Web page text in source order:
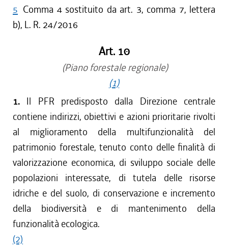
5 Comma 4 sostituito da art. 3, comma 7, lettera
b), L. R. 24/2016
Art. 10
(Piano forestale regionale)
(1)
1. Il PFR predisposto dalla Direzione centrale
contiene indirizzi, obiettivi e azioni prioritarie rivolti
al miglioramento della multifunzionalità del
patrimonio forestale, tenuto conto delle finalità di
valorizzazione economica, di sviluppo sociale delle
popolazioni interessate, di tutela delle risorse
idriche e del suolo, di conservazione e incremento
della biodiversità e di mantenimento della
funzionalità ecologica.
(2)